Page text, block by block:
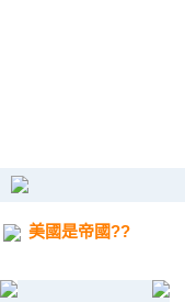
美國是帝國??